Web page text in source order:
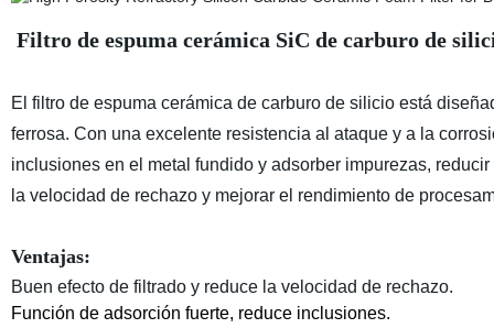
Filtro de espuma cerámica SiC de carburo de
El filtro de espuma cerámica de carburo de silicio está
ferrosa. Con una excelente resistencia al ataque y a la
inclusiones en el metal fundido y adsorber impurezas,
la velocidad de rechazo y mejorar el rendimiento de
Ventajas:
Buen efecto de filtrado y reduce la velocidad de rechazo.
Función de adsorción fuerte, reduce inclusiones.